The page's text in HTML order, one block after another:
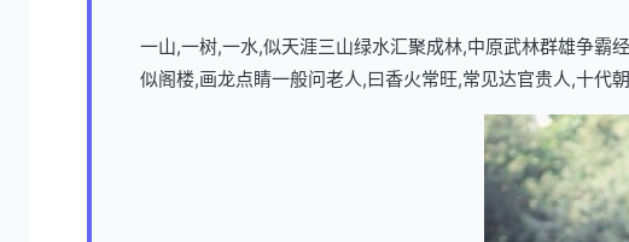
一山,一树,一水,似天涯三山绿水汇聚成林,中原武林群雄争霸
似阁楼,画龙点睛一般问老人,曰香火常旺,常见达官贵人,十代朝